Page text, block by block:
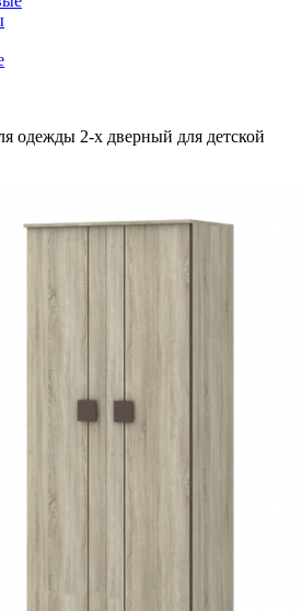
одежды 2-х дверный для детской